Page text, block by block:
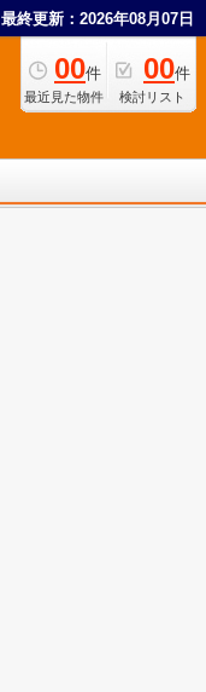
最終更新：2026年08月07日
00件
最近見た物件
00件
検討リスト